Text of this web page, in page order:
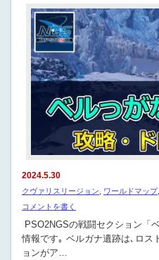
2024.5.30
クヴァリスリージョン ワールドマップ,
コメントを書く
PSO2NGSの戦闘セクション「
情報です｡ ベルガナ遺跡は､ロス
ョンがア…